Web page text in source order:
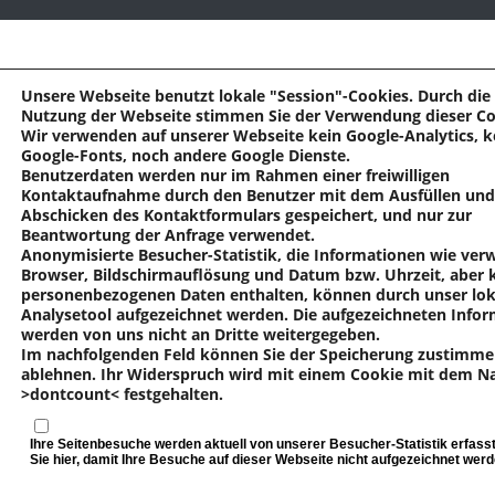
Unsere Webseite benutzt lokale "Session"-Cookies. Durch
Nutzung der Webseite stimmen Sie der Verwendung dieser
Wir verwenden auf unserer Webseite kein Google-Analytics,
Google-Fonts, noch andere Google Dienste.
Benutzerdaten werden nur im Rahmen einer freiwilligen
Kontaktaufnahme durch den Benutzer mit dem Ausfüllen und
Abschicken des Kontaktformulars gespeichert, und nur zur
Beantwortung der Anfrage verwendet.
Anonymisierte Besucher-Statistik, die Informationen wie
Browser, Bildschirmauflösung und Datum bzw. Uhrzeit, aber
personenbezogenen Daten enthalten, können durch unser
Analysetool aufgezeichnet werden. Die aufgezeichneten
werden von uns nicht an Dritte weitergegeben.
Im nachfolgenden Feld können Sie der Speicherung
ablehnen. Ihr Widerspruch wird mit einem Cookie mit dem
>dontcount< festgehalten.